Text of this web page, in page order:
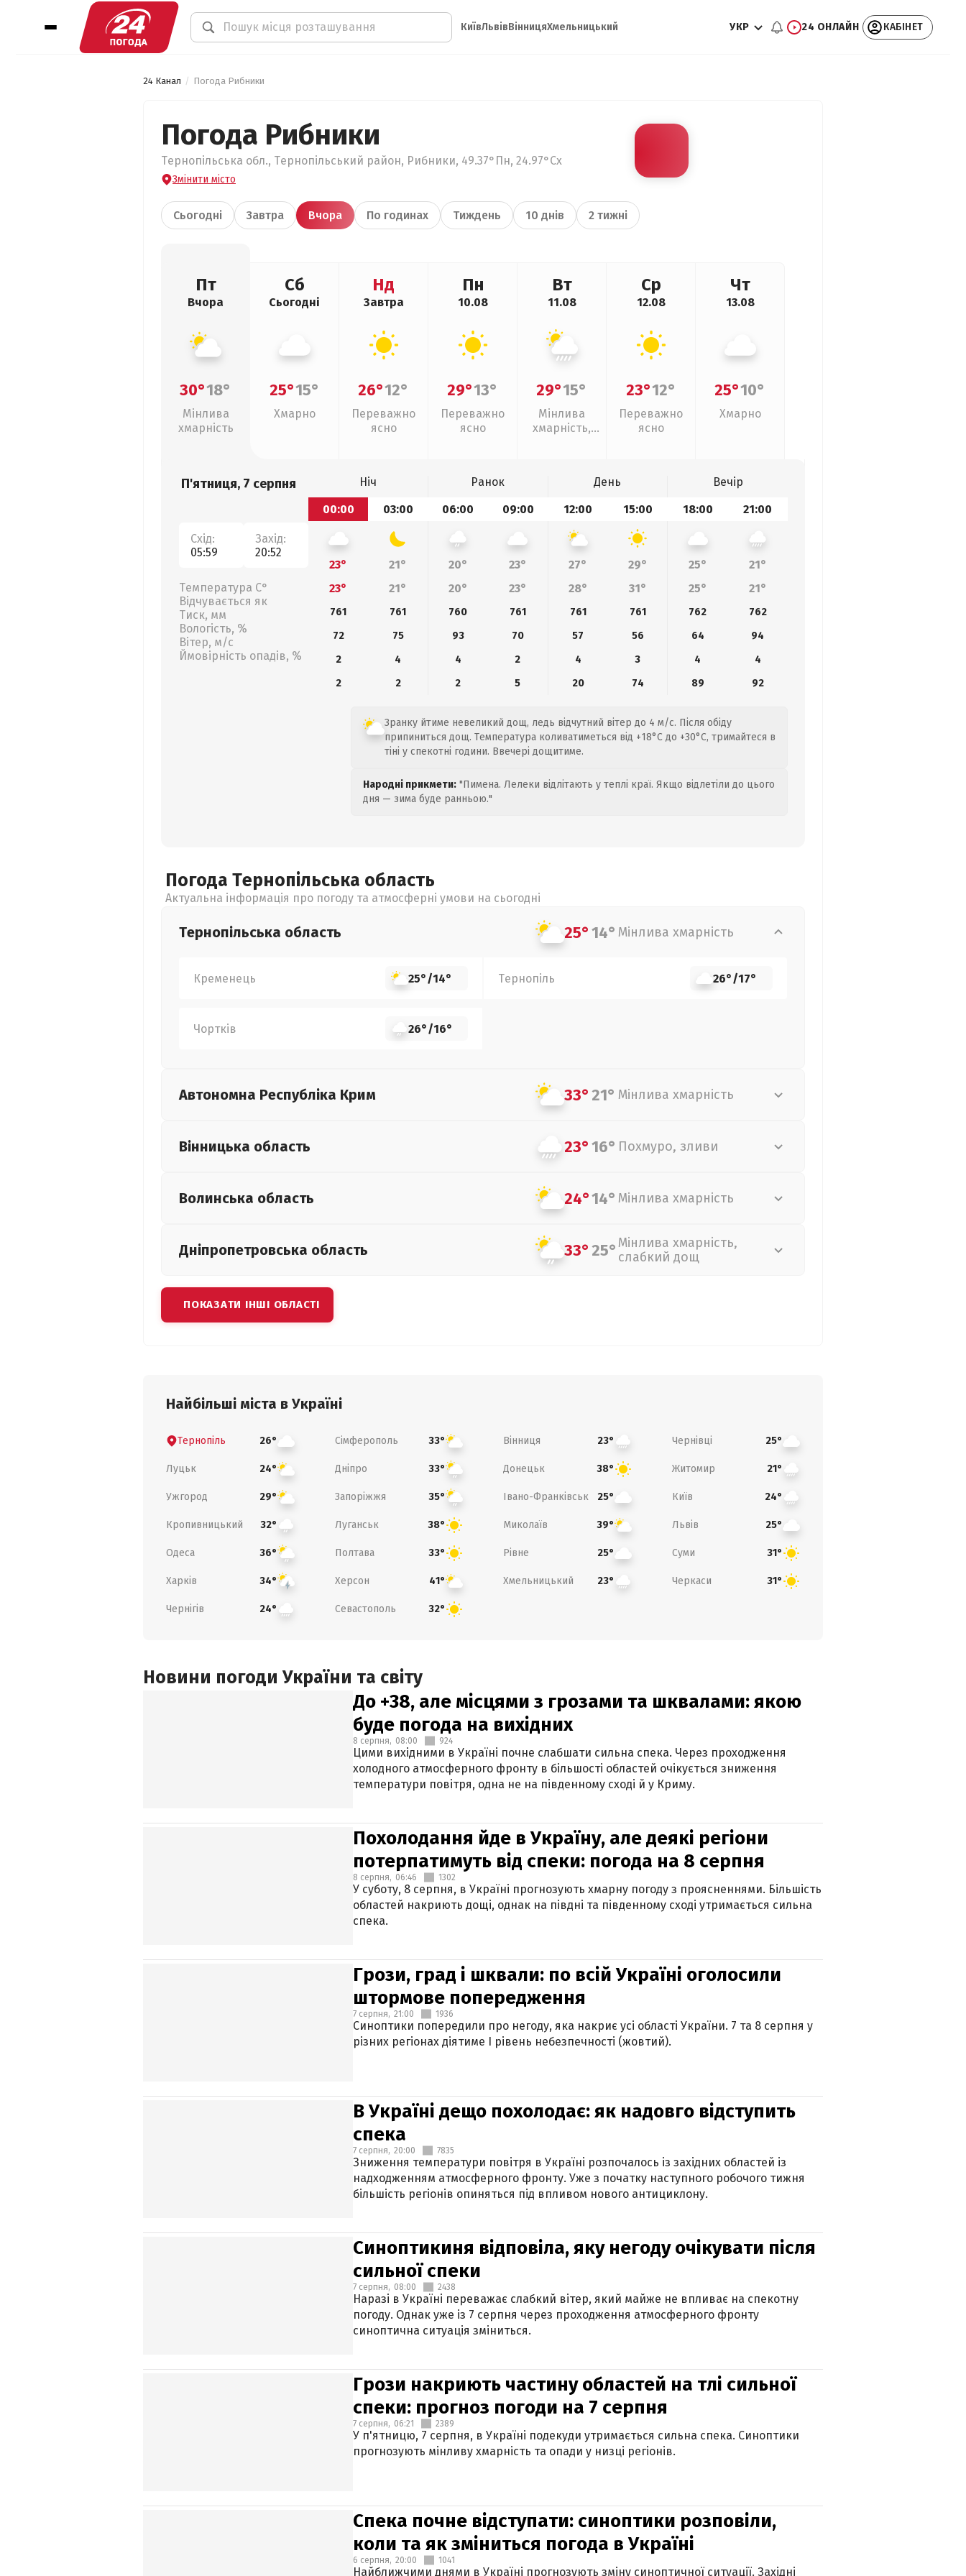
КиївЛьвівВінницяХмельницький УКР 24 ОНЛАЙН КАБІНЕТ
24 Канал Погода Рибники
Погода Рибники
Тернопільська обл., Тернопільський район, Рибники, 49.37°Пн, 24.97°Сх
Змінити місто
Сьогодні Завтра Вчора По годинах Тиждень 10 днів 2 тижні
Пт
Вчора
30°18°
Мінлива
хмарність
Сб
Сьогодні
25°15°
Хмарно
Нд
Завтра
26°12°
Переважно
ясно
Пн
10.08
29°13°
Переважно
ясно
Вт
11.08
29°15°
Мінлива
хмарність,
Ср
12.08
23°12°
Переважно
ясно
Чт
13.08
25°10°
Хмарно
П'ятниця, 7 серпня
Схід:
05:59
Захід:
20:52
Температура С°
Відчувається як
Тиск, мм
Вологість, %
Вітер, м/с
Ймовірність опадів, %
Ніч Ранок День
Вечір
00:00
03:00 06:00 09:00 12:00 15:00 18:00 21:00
23° 21° 20° 23° 27° 29° 25°
21°
23°
21° 20° 23° 28° 31° 25° 21°
761 761 760 761 761 761 762
762
72
75 93 70 57 56 64
94
2
4 4 2 4 3 4
4
2
2 2 5 20 74 89 92
Зранку йтиме невеликий дощ, ледь відчутний вітер до 4 м/с. Після обіду
припиниться дощ. Температура коливатиметься від +18°C до +30°C, тримайтеся в
тіні у спекотні години. Ввечері дощитиме.
Народні прикмети: "Пимена. Лелеки відлітають у теплі краї. Якщо відлетіли до цього
дня — зима буде ранньою."
Погода Тернопільська область
Актуальна інформація про погоду та атмосферні умови на сьогодні
Тернопільська область 25°14° Мінлива хмарність
Кременець 25°/14° Тернопіль 26°/17°
Чортків 26°/16°
Автономна Республіка Крим 33°21° Мінлива хмарність
Вінницька область 23°16° Похмуро, зливи
Волинська область 24°14° Мінлива хмарність
Дніпропетровська область 33°25°Мінлива хмарність,
слабкий дощ
ПОКАЗАТИ ІНШІ ОБЛАСТІ
Найбільші міста в Україні
Тернопіль 26° Сімферополь 33° Вінниця 23° Чернівці 25°
Луцьк 24° Дніпро 33° Донецьк 38° Житомир 21°
Ужгород 29° Запоріжжя 35° Івано-Франківськ 25° Київ 24°
Кропивницький 32° Луганськ 38° Миколаїв 39° Львів 25°
Одеса 36° Полтава 33° Рівне 25° Суми 31°
Харків 34° Херсон 41° Хмельницький 23° Черкаси 31°
Чернігів 24° Севастополь 32°
Новини погоди України та світу
До +38, але місцями з грозами та шквалами: якою
буде погода на вихідних
8 серпня, 08:00 924
Цими вихідними в Україні почне слабшати сильна спека. Через проходження
холодного атмосферного фронту в більшості областей очікується зниження
температури повітря, одна не на південному сході й у Криму.
Похолодання йде в Україну, але деякі регіони
потерпатимуть від спеки: погода на 8 серпня
8 серпня, 06:46 1302
У суботу, 8 серпня, в Україні прогнозують хмарну погоду з проясненнями. Більшість
областей накриють дощі, однак на півдні та південному сході утримається сильна
спека.
Грози, град і шквали: по всій Україні оголосили
штормове попередження
7 серпня, 21:00 1936
Синоптики попередили про негоду, яка накриє усі області України. 7 та 8 серпня у
різних регіонах діятиме І рівень небезпечності (жовтий).
В Україні дещо похолодає: як надовго відступить
спека
7 серпня, 20:00 7835
Зниження температури повітря в Україні розпочалось із західних областей із
надходженням атмосферного фронту. Уже з початку наступного робочого тижня
більшість регіонів опиняться під впливом нового антициклону.
Синоптикиня відповіла, яку негоду очікувати після
сильної спеки
7 серпня, 08:00 2438
Наразі в Україні переважає слабкий вітер, який майже не впливає на спекотну
погоду. Однак уже із 7 серпня через проходження атмосферного фронту
синоптична ситуація зміниться.
Грози накриють частину областей на тлі сильної
спеки: прогноз погоди на 7 серпня
7 серпня, 06:21 2389
У п'ятницю, 7 серпня, в Україні подекуди утримається сильна спека. Синоптики
прогнозують мінливу хмарність та опади у низці регіонів.
Спека почне відступати: синоптики розповіли,
коли та як зміниться погода в Україні
6 серпня, 20:00 1041
Найближчими днями в Україні прогнозують зміну синоптичної ситуації. Західні